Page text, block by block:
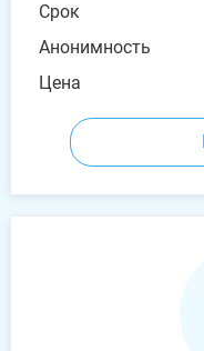
Срок
Анонимность
Цена